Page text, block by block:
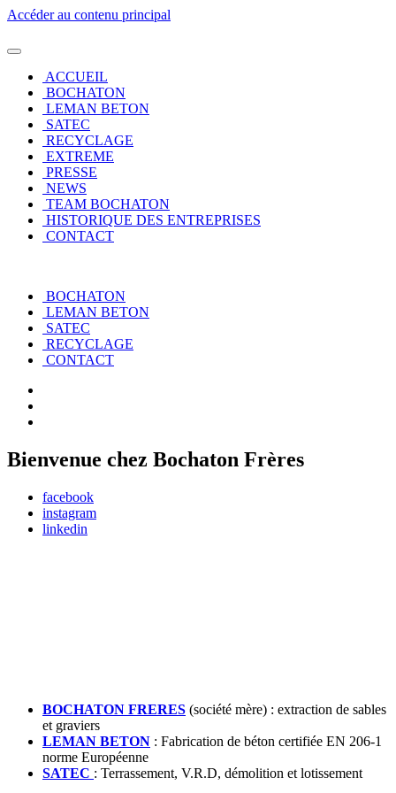
Accéder au contenu principal
ACCUEIL
BOCHATON
LEMAN BETON
SATEC
RECYCLAGE
EXTREME
PRESSE
NEWS
TEAM BOCHATON
HISTORIQUE DES ENTREPRISES
CONTACT
BOCHATON
LEMAN BETON
SATEC
RECYCLAGE
CONTACT
Bienvenue chez Bochaton Frères
facebook
instagram
linkedin
BOCHATON FRERES (société mère) : extraction de sables
et graviers
LEMAN BETON : Fabrication de béton certifiée EN 206-1
norme Européenne
SATEC : Terrassement, V.R.D, démolition et lotissement